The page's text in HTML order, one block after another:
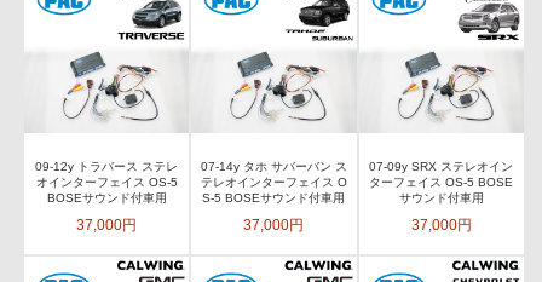
09-12y トラバース ステレ
オインターフェイス OS-5
BOSEサウンド付車用
37,000円
07-14y タホ サバーバン ス
テレオインターフェイス O
S-5 BOSEサウンド付車用
37,000円
07-09y SRX ステレオイン
ターフェイス OS-5 BOSE
サウンド付車用
37,000円